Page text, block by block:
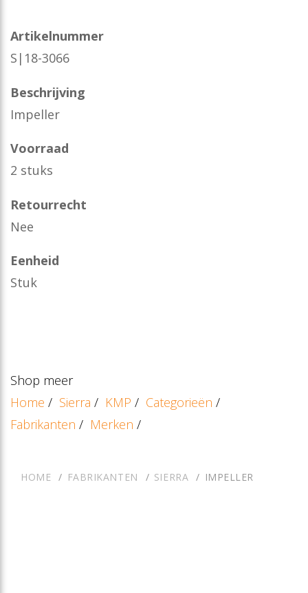
Artikelnummer
S|18-3066
Beschrijving
Impeller
Voorraad
2 stuks
Retourrecht
Nee
Eenheid
Stuk
Shop meer
Home / Sierra / KMP / Categorieën /
Fabrikanten / Merken /
HOME FABRIKANTEN SIERRA IMPELLER